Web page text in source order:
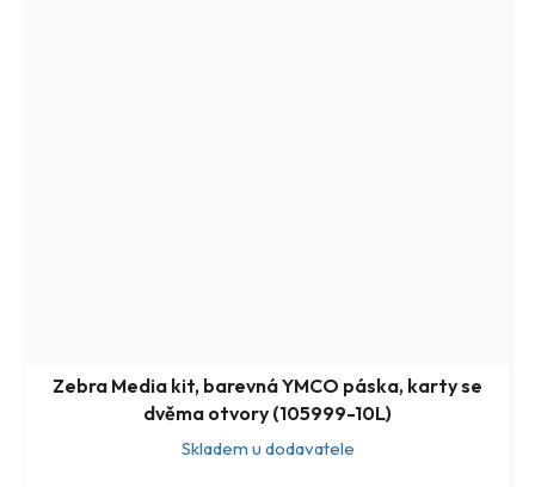
Zebra Media kit, barevná YMCO páska, karty se
dvěma otvory (105999-10L)
Skladem u dodavatele